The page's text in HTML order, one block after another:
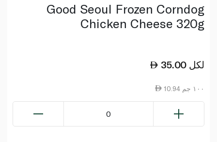
Good Seoul Frozen Corndog
Chicken Cheese 320g
35.00 لكل
10.94 ١٠٠ جم
0